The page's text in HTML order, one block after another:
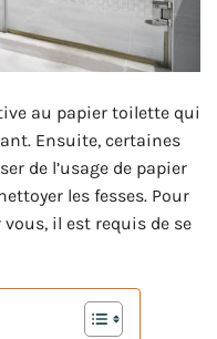
au papier toilette qui
Ensuite, certaines
de l’usage de papier
les fesses. Pour
il est requis de se